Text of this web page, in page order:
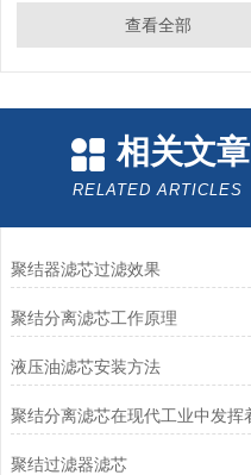
查看全部
相关文章
RELATED ARTICLES
聚结器滤芯过滤效果
聚结分离滤芯工作原理
液压油滤芯安装方法
聚结过滤器滤芯